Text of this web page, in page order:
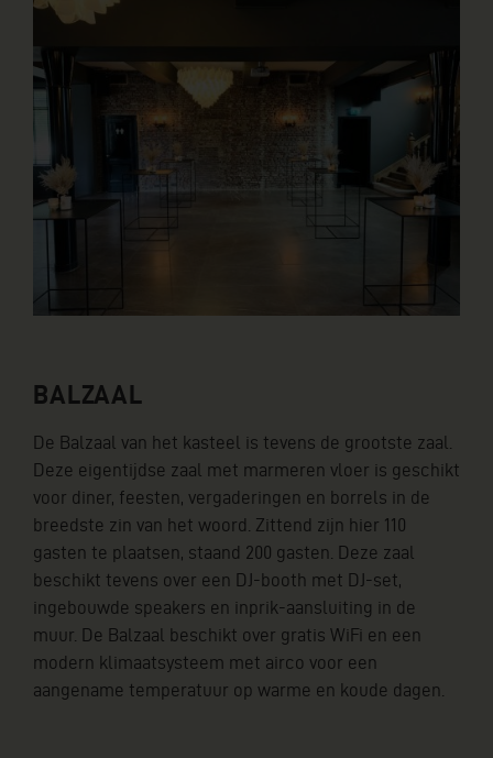
BALZAAL
De Balzaal van het kasteel is tevens de grootste zaal.
Deze eigentijdse zaal met marmeren vloer is geschikt
voor diner, feesten, vergaderingen en borrels in de
breedste zin van het woord. Zittend zijn hier 110
gasten te plaatsen, staand 200 gasten. Deze zaal
beschikt tevens over een DJ-booth met DJ-set,
ingebouwde speakers en inprik-aansluiting in de
muur. De Balzaal beschikt over gratis WiFi en een
modern klimaatsysteem met airco voor een
aangename temperatuur op warme en koude dagen.